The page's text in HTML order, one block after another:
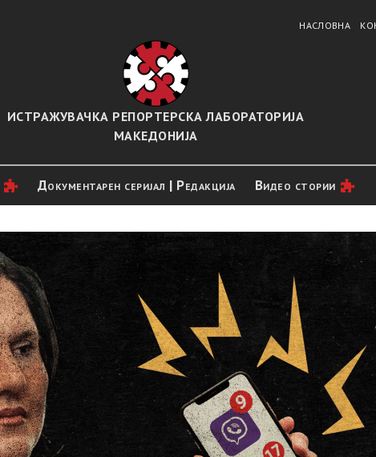
НАСЛОВНА
ИСТРАЖУВАЧКА РЕПОРТЕРСКА ЛАБОРАТОРИЈА
МАКЕДОНИЈА
Документарен серијал | Редакција Видео стории